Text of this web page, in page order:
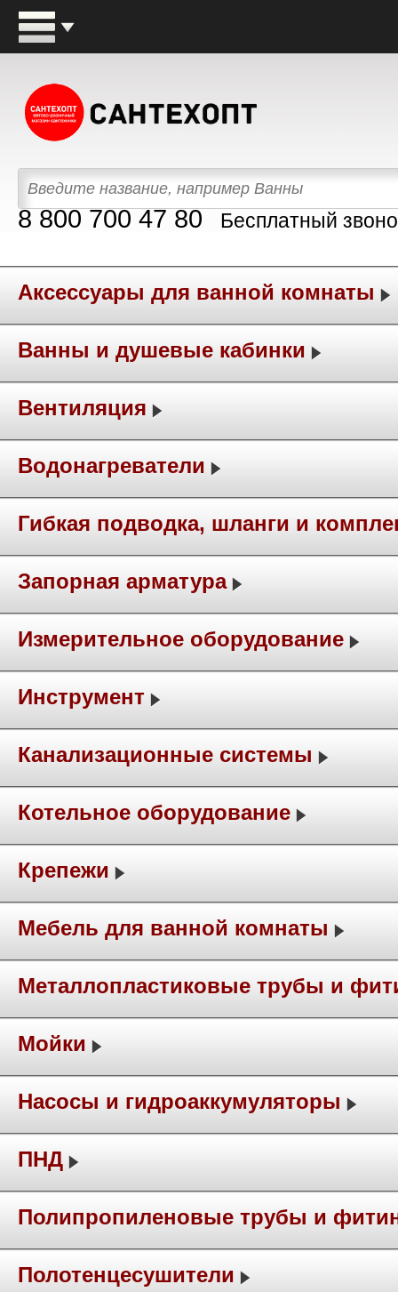
8 800 700 47 80 Бесплатный
Аксессуары для ванной комнаты
Ванны и душевые кабинки
Вентиляция
Водонагреватели
Гибкая подводка, шланги и
Запорная арматура
Измерительное оборудование
Инструмент
Канализационные системы
Котельное оборудование
Крепежи
Мебель для ванной комнаты
Металлопластиковые трубы и
Мойки
Насосы и гидроаккумуляторы
ПНД
Полипропиленовые трубы и
Полотенцесушители